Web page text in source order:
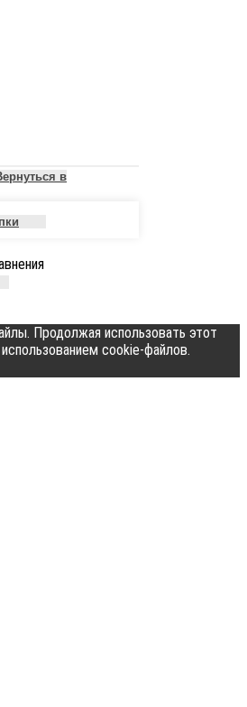
в
Продолжая использовать этот
cookie-файлов.